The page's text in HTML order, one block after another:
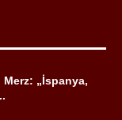
Merz: „İspanya,